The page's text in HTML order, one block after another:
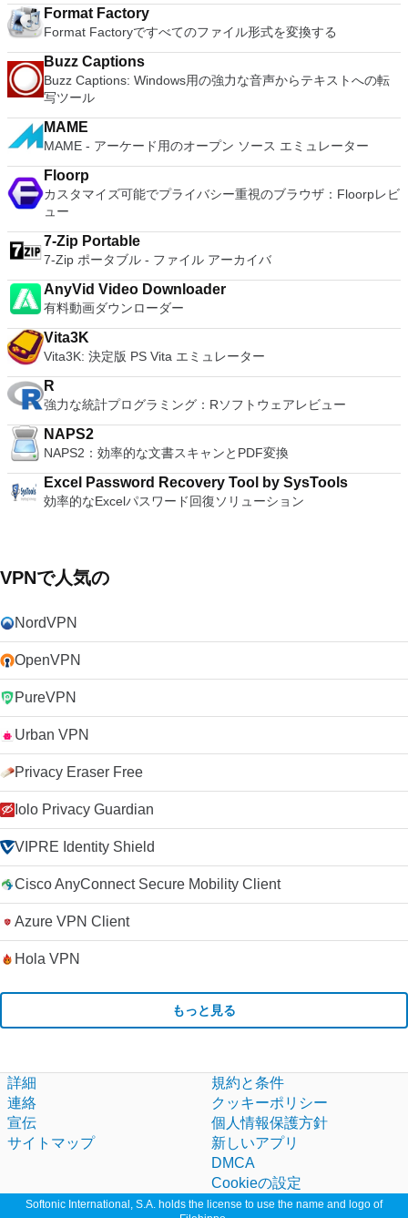
ダウンロード
virtual machines. Latest Hardware Support - Broadwell and
Haswell CPU support. Enterprise Quality Virtual Machines -
16 vCPUs, 8TB virtual disks, and 64GB memory. Enhanced
IPv6 Support - IPv6-to-IPv4 NAT (6to4 and 4to6). Virtual
Machine Video Memory - Up to 2GB. Enhanced Connectivity -
USB 3.0, Bluetooth, HD audio, printers, and Skype support.
VMware Workstation Pro is a perfect choice for those of you
who are a little skeptical about making the leap over to
Windows 10. By utilizing an app like this, you'll get to try out
all of Windows 10's new features in a safe sandboxed
environment, without the need to install the OS natively.
VMware Workstation Pro doesn't just support Microsofts OS,
you can also install Linux VMs, including Ubuntu, Red Hat,
Fedora, and lots of other distributions as well. Overall,
Workstation Pro offers high performance, strong reliability,
and cutting edge features that make it stand out from the
crowd. The full version is a little pricey, but you do get what
Format Factory
Format Factoryですべてのファイル形式を変換する
Buzz Captions
Buzz Captions: Windows用の強力な音声からテキストへの転
写ツール
MAME
MAME - アーケード用のオープン ソース エミュレーター
Floorp
カスタマイズ可能でプライバシー重視のブラウザ：Floorpレビ
ュー
7-Zip Portable
7-Zip ポータブル - ファイル アーカイバ
AnyVid Video Downloader
有料動画ダウンローダー
Vita3K
Vita3K: 決定版 PS Vita エミュレーター
R
強力な統計プログラミング：Rソフトウェアレビュー
NAPS2
NAPS2：効率的な文書スキャンとPDF変換
Excel Password Recovery Tool by SysTools
効率的なExcelパスワード回復ソリューション
VPNで人気の
NordVPN
OpenVPN
PureVPN
Urban VPN
Privacy Eraser Free
Iolo Privacy Guardian
VIPRE Identity Shield
Cisco AnyConnect Secure Mobility Client
Azure VPN Client
Hola VPN
もっと見る
詳細
連絡
宣伝
サイトマップ
規約と条件
クッキーポリシー
個人情報保護方針
新しいアプリ
DMCA
Cookieの設定
Softonic International, S.A. holds the license to use the name and logo of